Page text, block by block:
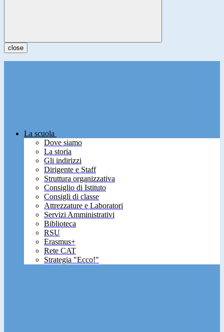
close
La scuola
Dove siamo
La storia
Gli indirizzi
Dirigente e Staff
Struttura organizzativa
Consiglio di Istituto
Consigli di classe
Attrezzature e Laboratori
Servizi Amministrativi
Biblioteca
RSU
Erasmus+
Rete CAT
Strategia "Ecco!"